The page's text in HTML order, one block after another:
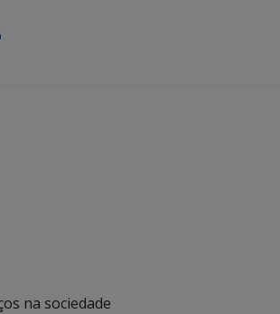
na sociedade